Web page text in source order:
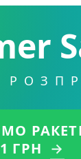
ГРН →